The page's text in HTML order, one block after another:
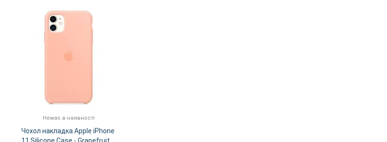
Немає в наявності
Чохол накладка Apple iPhone
11 Silicone Case - Grapefruit